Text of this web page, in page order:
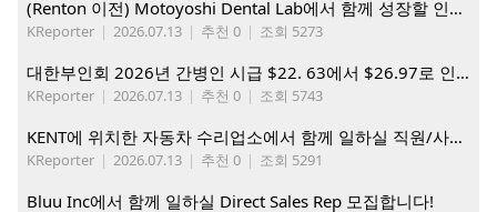
(Renton 이전) Motoyoshi Dental Lab에서 함께 성장할 인재를 모십니다.
KReporter | 2026.07.13 | 추천 0 | 조회 5273
대한부인회 2026년 간병인 시급 $22. 63에서 $26.97로 인상. 지금 간병인들을 모집합니다
KReporter | 2026.07.13 | 추천 0 | 조회 5743
KENT에 위치한 자동차 수리업소에서 함께 일하실 직원/사무직원 구합니다.
KReporter | 2026.07.13 | 추천 0 | 조회 5291
Bluu Inc에서 함께 일하실 Direct Sales Rep 모집합니다!